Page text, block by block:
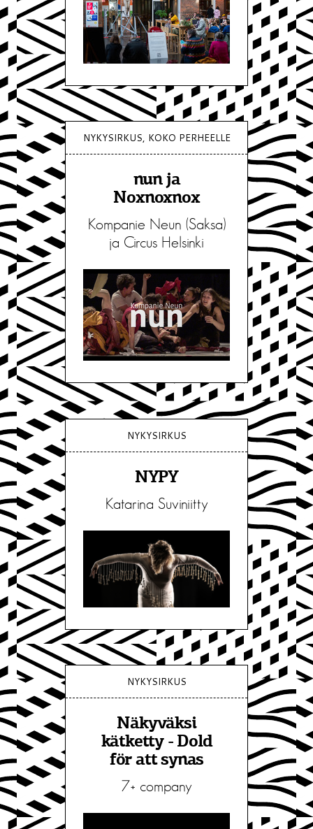
NYKYSIRKUS, KOKO PERHEELLE
nun ja
Noxnoxnox
Kompanie Neun (Saksa)
ja Circus Helsinki
NYKYSIRKUS
NYPY
Katarina Suviniitty
NYKYSIRKUS
Näkyväksi
kätketty - Dold
för att synas
7+ company